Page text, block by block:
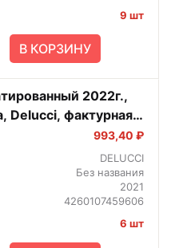
9 шт
В КОРЗИНУ
2022г.,
Delucci, фактурная
коричневый
993,40 ₽
DELUCCI
Без названия
2021
4260107459606
6 шт